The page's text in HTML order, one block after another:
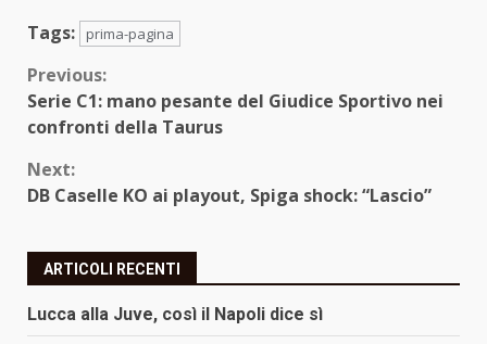
Tags:
prima-pagina
Continue
Reading
Previous:
Serie C1: mano pesante del Giudice Sportivo nei
confronti della Taurus
Next:
DB Caselle KO ai playout, Spiga shock: “Lascio”
ARTICOLI RECENTI
Lucca alla Juve, così il Napoli dice sì